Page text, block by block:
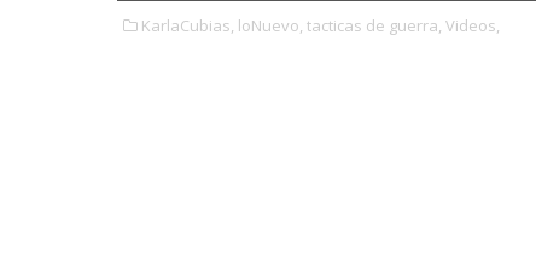
KarlaCubias, loNuevo, tacticas de guerra, Videos,